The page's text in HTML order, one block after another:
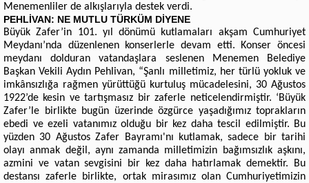
Menemenliler de alkışlarıyla destek verdi.
PEHLİVAN: NE MUTLU TÜRKÜM DİYENE
Büyük Zafer’in 101. yıl dönümü kutlamaları akşam Cumhuriyet
Meydanı’nda düzenlenen konserlerle devam etti. Konser öncesi
meydanı dolduran vatandaşlara seslenen Menemen Belediye
Başkan Vekili Aydın Pehlivan, “Şanlı milletimiz, her türlü yokluk ve
imkânsızlığa rağmen yürüttüğü kurtuluş mücadelesini, 30 Ağustos
1922’de kesin ve tartışmasız bir zaferle neticelendirmiştir. ‘Büyük
Zafer’le birlikte bugün üzerinde özgürce yaşadığımız toprakların
ebedi ve ezeli vatanımız olduğu bir kez daha tescil edilmiştir. Bu
yüzden 30 Ağustos Zafer Bayramı'nı kutlamak, sadece bir tarihi
olayı anmak değil, aynı zamanda milletimizin bağımsızlık aşkını,
azmini ve vatan sevgisini bir kez daha hatırlamak demektir. Bu
destansı zaferle birlikte, ortak mirasımız olan Cumhuriyetimizin